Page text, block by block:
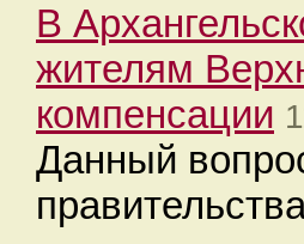
В
жителям
компенсации
Данный